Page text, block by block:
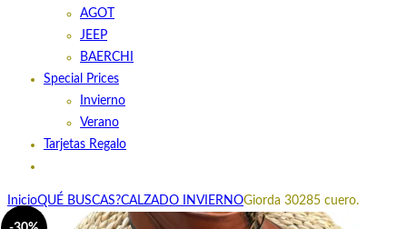
AGOT
JEEP
BAERCHI
Special Prices
Invierno
Verano
Tarjetas Regalo
InicioQUÉ BUSCAS?CALZADO INVIERNOGiorda 30285 cuero.